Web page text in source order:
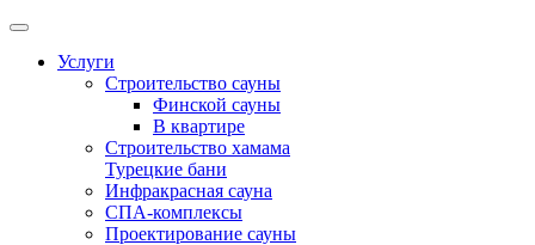
Услуги
Строительство сауны
Финской сауны
В квартире
Строительство хамама
Турецкие бани
Инфракрасная сауна
СПА-комплексы
Проектирование сауны